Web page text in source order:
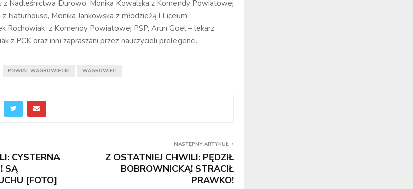
z Nadleśnictwa Durowo, Monika Kowalska z Komendy Powiatowej
Naturhouse, Monika Jankowska z młodzieżą I Liceum
Rochowiak z Komendy Powiatowej PSP, Arun Goel – lekarz
z PCK oraz inni zapraszani przez nauczycieli prelegenci.
POWIAT WĄGROWIECKI WĄGROWIEC
CYSTERNA
SĄ
[FOTO]
NASTĘPNY ARTYKUŁ
Z OSTATNIEJ CHWILI: PĘDZIŁ
BOBROWNICKĄ! STRACIŁ
PRAWKO!